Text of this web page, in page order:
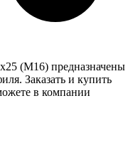
(М16) предназначены
Заказать и купить
в компании